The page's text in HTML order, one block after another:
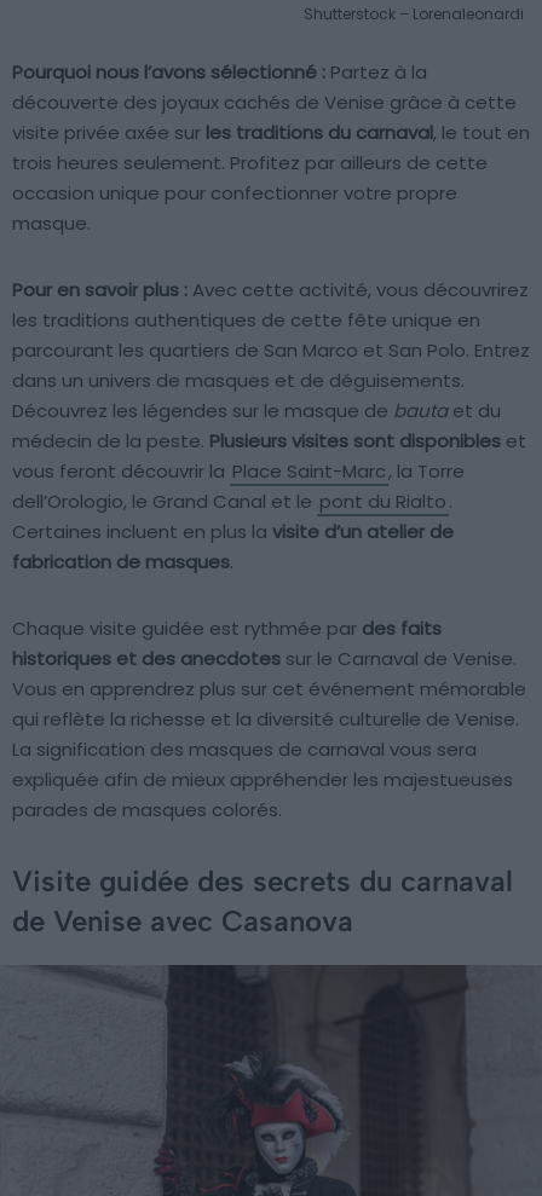
Shutterstock – Lorenaleonardi
Pourquoi nous l’avons sélectionné : Partez à la
découverte des joyaux cachés de Venise grâce à cette
visite privée axée sur les traditions du carnaval, le tout en
trois heures seulement. Profitez par ailleurs de cette
occasion unique pour confectionner votre propre
masque.
Pour en savoir plus : Avec cette activité, vous découvrirez
les traditions authentiques de cette fête unique en
parcourant les quartiers de San Marco et San Polo. Entrez
dans un univers de masques et de déguisements.
Découvrez les légendes sur le masque de bautaet du
médecin de la peste. Plusieurs visites sont disponibles et
vous feront découvrir la Place Saint-Marc, la Torre
dell’Orologio, le Grand Canal et le pont du Rialto.
Certaines incluent en plus la visite d’un atelier de
fabrication de masques.
Chaque visite guidée est rythmée par des faits
historiques et des anecdotes sur le Carnaval de Venise.
Vous en apprendrez plus sur cet événement mémorable
qui reflète la richesse et la diversité culturelle de Venise.
La signification des masques de carnaval vous sera
expliquée afin de mieux appréhender les majestueuses
parades de masques colorés.
Visite guidée des secrets du carnaval
de Venise avec Casanova